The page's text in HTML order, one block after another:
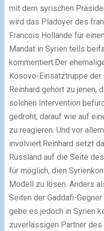
mit dem syrischen
wird das Plädoyer des
Francois Hollande für
Mandat in Syrien teils
kommentiert.Der
Kosovo-Einsatztruppe der
Reinhard gehört zu jenen,
solchen Intervention
gedroht, darauf wie auf
zu reagieren. Und vor
involviert.Reinhard setzt
Russland auf die Seite
für möglich, dien
Modell zu lösen. Anders
Seiten der Gaddafi-
gebe es jedoch in Syrien
zuverlässigen Partner